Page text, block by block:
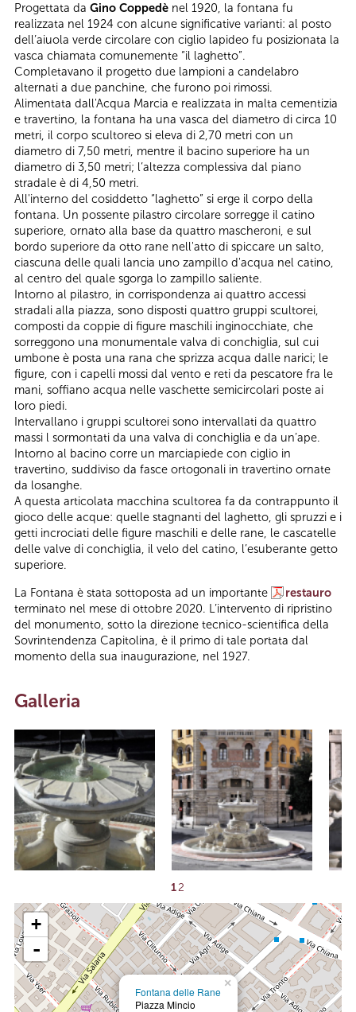
Progettata da Gino Coppedè nel 1920, la fontana fu
realizzata nel 1924 con alcune significative varianti: al posto
dell’aiuola verde circolare con ciglio lapideo fu posizionata la
vasca chiamata comunemente “il laghetto”.
Completavano il progetto due lampioni a candelabro
alternati a due panchine, che furono poi rimossi.
Alimentata dall'Acqua Marcia e realizzata in malta cementizia
e travertino, la fontana ha una vasca del diametro di circa 10
metri, il corpo scultoreo si eleva di 2,70 metri con un
diametro di 7,50 metri, mentre il bacino superiore ha un
diametro di 3,50 metri; l’altezza complessiva dal piano
stradale è di 4,50 metri.
All'interno del cosiddetto “laghetto” si erge il corpo della
fontana. Un possente pilastro circolare sorregge il catino
superiore, ornato alla base da quattro mascheroni, e sul
bordo superiore da otto rane nell'atto di spiccare un salto,
ciascuna delle quali lancia uno zampillo d'acqua nel catino,
al centro del quale sgorga lo zampillo saliente.
Intorno al pilastro, in corrispondenza ai quattro accessi
stradali alla piazza, sono disposti quattro gruppi scultorei,
composti da coppie di figure maschili inginocchiate, che
sorreggono una monumentale valva di conchiglia, sul cui
umbone è posta una rana che sprizza acqua dalle narici; le
figure, con i capelli mossi dal vento e reti da pescatore fra le
mani, soffiano acqua nelle vaschette semicircolari poste ai
loro piedi.
Intervallano i gruppi scultorei sono intervallati da quattro
massi l sormontati da una valva di conchiglia e da un’ape.
Intorno al bacino corre un marciapiede con ciglio in
travertino, suddiviso da fasce ortogonali in travertino ornate
da losanghe.
A questa articolata macchina scultorea fa da contrappunto il
gioco delle acque: quelle stagnanti del laghetto, gli spruzzi e i
getti incrociati delle figure maschili e delle rane, le cascatelle
delle valve di conchiglia, il velo del catino, l’esuberante getto
superiore.
La Fontana è stata sottoposta ad un importante
restauro
terminato nel mese di ottobre 2020. L’intervento di ripristino
del monumento, sotto la direzione tecnico-scientifica della
Sovrintendenza Capitolina, è il primo di tale portata dal
momento della sua inaugurazione, nel 1927.
Galleria
12
×
Fontana delle Rane
Piazza Mincio
+
-